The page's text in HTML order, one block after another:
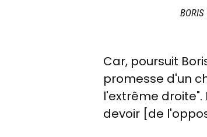
BORIS
Car, poursuit
promesse d'un
l'extrême droite".
devoir [de